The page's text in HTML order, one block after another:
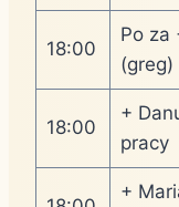
18:00
Po za
(greg)
18:00
+
pracy
+